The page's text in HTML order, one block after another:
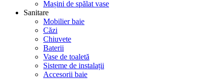
Mașini de spălat vase
Sanitare
Mobilier baie
Căzi
Chiuvete
Baterii
Vase de toaletă
Sisteme de instalații
Accesorii baie